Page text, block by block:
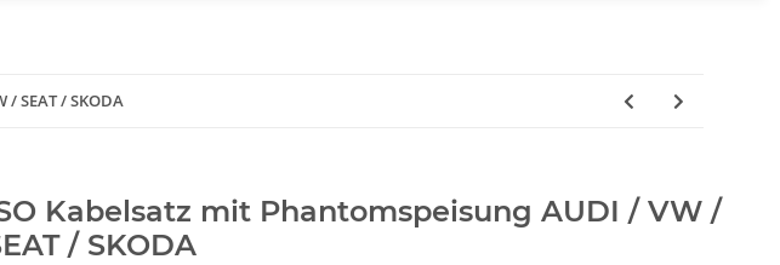
SEAT / SKODA
Kabelsatz mit Phantomspeisung AUDI / VW /
/ SKODA